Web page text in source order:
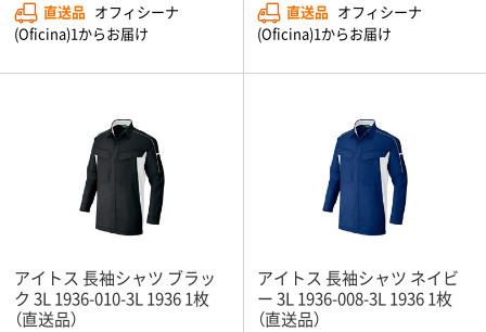
直送品 オフィシーナ
(Oficina)1からお届け
直送品 オフィシーナ
(Oficina)1からお届け
アイトス 長袖シャツ ブラッ
ク 3L 1936-010-3L 1936 1枚
（直送品）
アイトス 長袖シャツ ネイビ
ー 3L 1936-008-3L 1936 1枚
（直送品）